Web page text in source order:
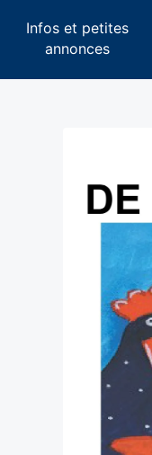
Infos et petites
annonces